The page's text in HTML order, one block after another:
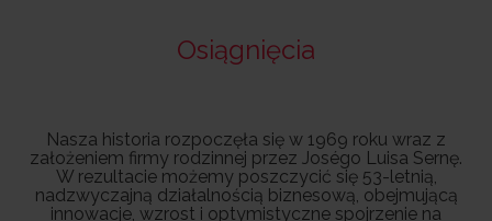
Osiągnięcia
Nasza historia rozpoczęła się w 1969 roku wraz z
założeniem firmy rodzinnej przez Joségo Luisa Sernę.
W rezultacie możemy poszczycić się 53-letnią,
nadzwyczajną działalnością biznesową, obejmującą
innowacje, wzrost i optymistyczne spojrzenie na